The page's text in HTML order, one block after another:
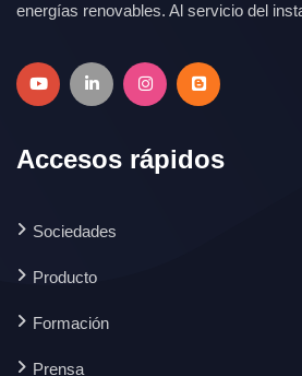
energías renovables. Al servicio del
Accesos rápidos
Sociedades
Producto
Formación
Prensa